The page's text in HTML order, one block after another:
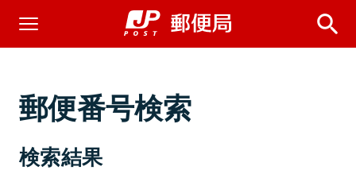
郵便番号検索
検索結果